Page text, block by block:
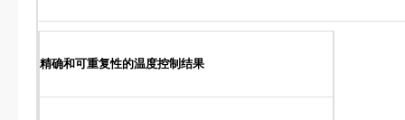
精确和可重复性的温度控制结果